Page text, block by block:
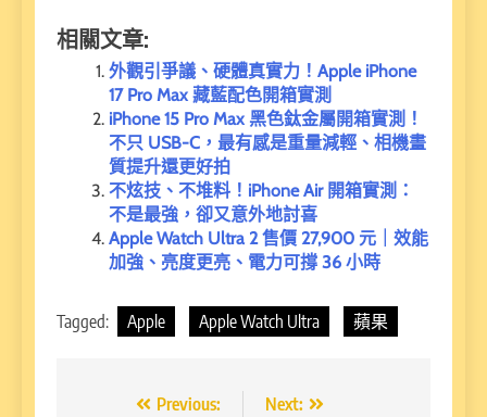
相關文章:
外觀引爭議、硬體真實力！Apple iPhone
17 Pro Max 藏藍配色開箱實測
iPhone 15 Pro Max 黑色鈦金屬開箱實測！
不只 USB-C，最有感是重量減輕、相機畫
質提升還更好拍
不炫技、不堆料！iPhone Air 開箱實測：
不是最強，卻又意外地討喜
Apple Watch Ultra 2 售價 27,900 元｜效能
加強、亮度更亮、電力可撐 36 小時
Tagged: Apple Apple Watch Ultra 蘋果
Previous:
Next: